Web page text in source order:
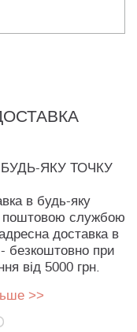
ЯКУ ТОЧКУ
в будь-яку
поштовою службою
доставка в
безкоштовно при
від 5000 грн.
>>